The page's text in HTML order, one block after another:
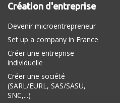
Création d'entreprise
Devenir microentrepreneur
Set up a company in France
Créer une entreprise
individuelle
Créer une société
(SARL/EURL, SAS/SASU,
SNC,...)